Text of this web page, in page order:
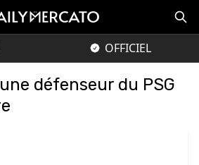
OFFICIEL
défenseur du PSG